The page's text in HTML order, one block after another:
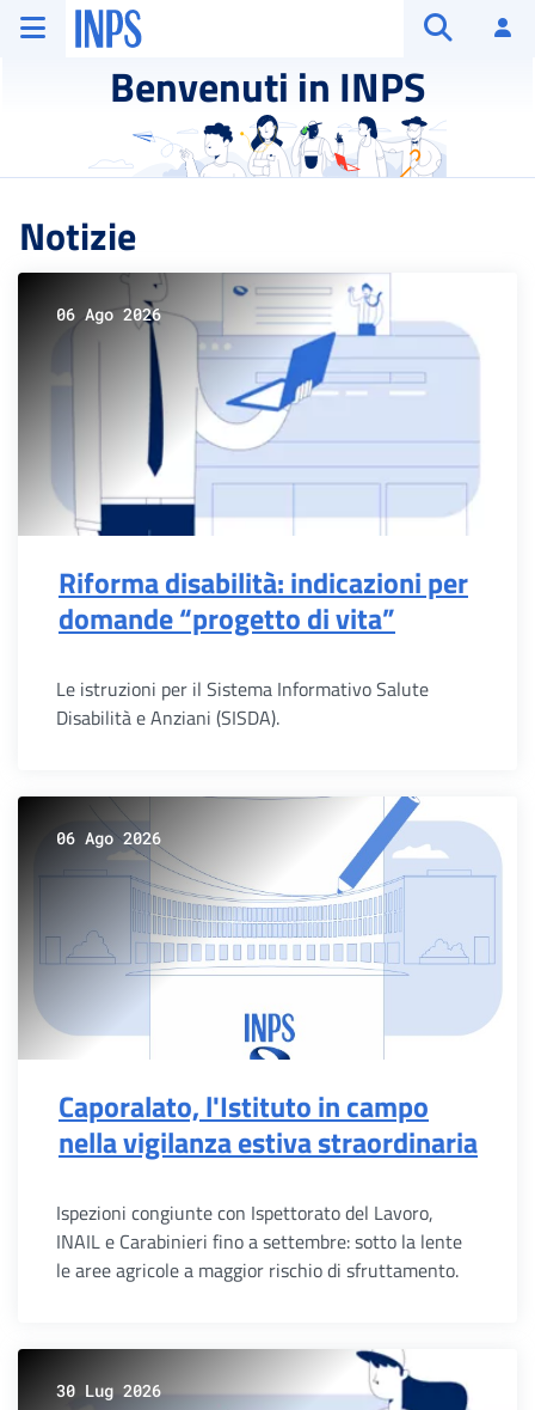
Vai al menu principale
Vai al contenuto principale
Vai al pie' di pagina
INPS ()
Benvenuti in INPS
Notizie
06 Ago 2026
Riforma disabilità: indicazioni per
domande “progetto di vita”
Le istruzioni per il Sistema Informativo Salute
Disabilità e Anziani (SISDA).
06 Ago 2026
Caporalato, l'Istituto in campo
nella vigilanza estiva straordinaria
Ispezioni congiunte con Ispettorato del Lavoro,
INAIL e Carabinieri fino a settembre: sotto la lente
le aree agricole a maggior rischio di sfruttamento.
30 Lug 2026